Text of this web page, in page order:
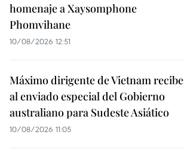
homenaje a Xaysomphone
Phomvihane
10/08/2026 12:51
Máximo dirigente de Vietnam recibe
al enviado especial del Gobierno
australiano para Sudeste Asiático
10/08/2026 11:05